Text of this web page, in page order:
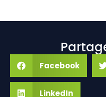
Facebook
LinkedIn